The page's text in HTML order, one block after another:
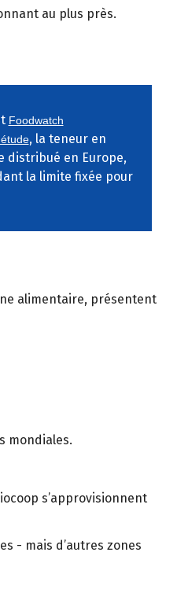
au plus près.
Foodwatch
, la teneur en
distribué en Europe,
la limite fixée pour
alimentaire, présentent
mondiales.
s’approvisionnent
- mais d’autres zones